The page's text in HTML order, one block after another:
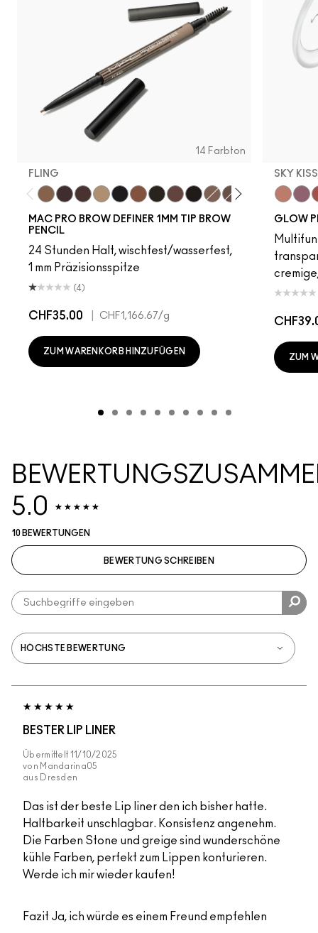
14 Farbton
FLING
MAC PRO BROW DEFINER 1MM TIP BROW
PENCIL
24 Stunden Halt, wischfest/wasserfest,
1 mm Präzisionsspitze
(4)
CHF35.00 CHF1,166.67/g
ZUM WARENKORB HINZUFÜGEN
SKY
GLOW
ZUM
5.0
10 BEWERTUNGEN
BEWERTUNG SCHREIBEN
BESTER LIP LINER
Übermittelt 11/10/2025
von Mandarina05
aus
Dresden
Das ist der beste Lip liner den ich bisher hatte.
Haltbarkeit unschlagbar. Konsistenz angenehm.
Die Farben Stone und greige sind wunderschöne
kühle Farben, perfekt zum Lippen konturieren.
Werde ich mir wieder kaufen!
Fazit Ja, ich würde es einem Freund empfehlen